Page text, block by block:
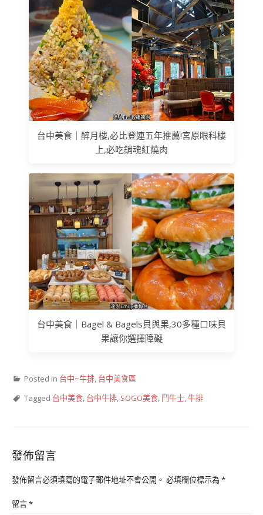
台中美食｜醉月樓,必比登連五年推薦!宮原眼科樓
上,必吃銷魂紅燒肉
台中美食｜Bagel & Bagels貝與果,30多種口味貝
果讓你選擇障礙
Posted in 台中~牛排, 台中美食區
Tagged 台中美食, 台中牛排, SOGO美食, 鬥牛士,牛排
發佈留言
發佈留言必須填寫的電子郵件地址不會公開。 必填欄位標示為*
留言*